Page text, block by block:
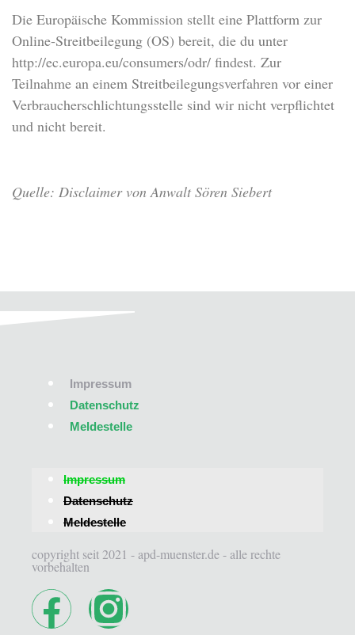
Die Europäische Kommission stellt eine Plattform zur
Online-Streitbeilegung (OS) bereit, die du unter
http://ec.europa.eu/consumers/odr/ findest. Zur
Teilnahme an einem Streitbeilegungsverfahren vor einer
Verbraucherschlichtungsstelle sind wir nicht verpflichtet
und nicht bereit.
Quelle: Disclaimer von Anwalt Sören Siebert
Impressum
Datenschutz
Meldestelle
Impressum
Datenschutz
Meldestelle
copyright seit 2021 - apd-muenster.de - alle rechte
vorbehalten